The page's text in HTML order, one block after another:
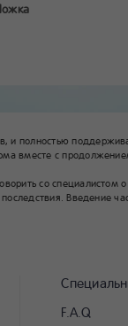
вместе с
со специалистом
Введение
F.A.Q